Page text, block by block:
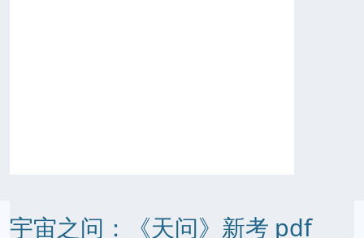
宇宙之问：《天问》新考 pdf